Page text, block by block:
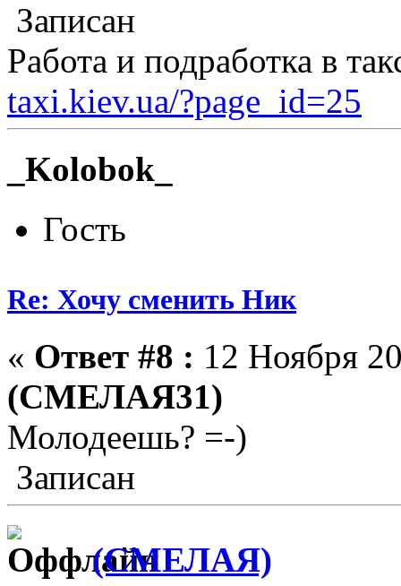
Записан
Работа и подработка в
taxi.kiev.ua/?page_id=25
_Kolobok_
Гость
Re: Хочу сменить Ник
« Ответ #8 : 12 Ноября
(СМЕЛАЯ31)
Молодеешь? =-)
Записан
(СМЕЛАЯ)